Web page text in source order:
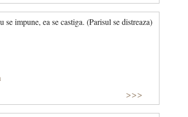
se impune, ea se castiga. (Parisul se distreaza)
>>>